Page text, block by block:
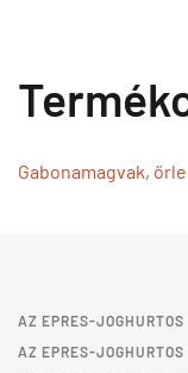
Gabonamagvak,
AZ EPRES-
AZ EPRES-